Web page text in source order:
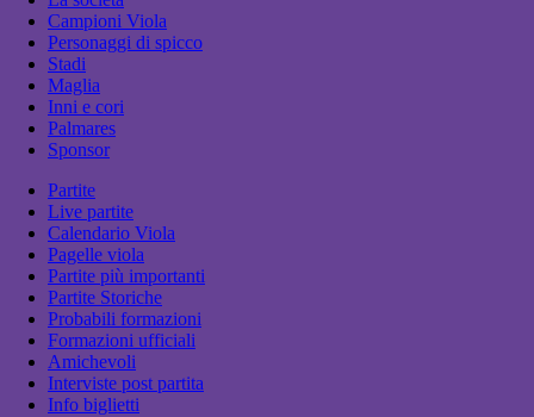
Campioni Viola
Personaggi di spicco
Stadi
Maglia
Inni e cori
Palmares
Sponsor
Partite
Live partite
Calendario Viola
Pagelle viola
Partite più importanti
Partite Storiche
Probabili formazioni
Formazioni ufficiali
Amichevoli
Interviste post partita
Info biglietti